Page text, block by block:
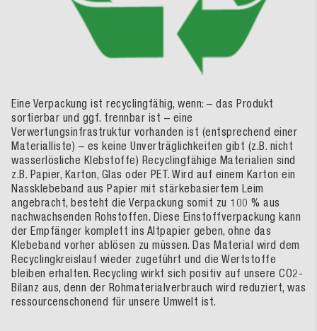
Eine Verpackung ist recyclingfähig, wenn: – das Produkt
sortierbar und ggf. trennbar ist – eine
Verwertungsinfrastruktur vorhanden ist (entsprechend einer
Materialliste) – es keine Unverträglichkeiten gibt (z.B. nicht
wasserlösliche Klebstoffe) Recyclingfähige Materialien sind
z.B. Papier, Karton, Glas oder PET. Wird auf einem Karton ein
Nassklebeband aus Papier mit stärkebasiertem Leim
angebracht, besteht die Verpackung somit zu 100 % aus
nachwachsenden Rohstoffen. Diese Einstoffverpackung kann
der Empfänger komplett ins Altpapier geben, ohne das
Klebeband vorher ablösen zu müssen. Das Material wird dem
Recyclingkreislauf wieder zugeführt und die Wertstoffe
bleiben erhalten. Recycling wirkt sich positiv auf unsere CO2-
Bilanz aus, denn der Rohmaterialverbrauch wird reduziert, was
ressourcenschonend für unsere Umwelt ist.